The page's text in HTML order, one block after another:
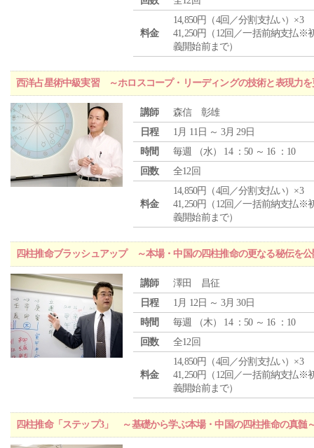
料金
14,850円（4回／分割支払い）×3
41,250円（12回／一括前納支払※
義開始前まで）
西洋占星術中級実習 ～ホロスコープ・リーディングの技術と表現力
講師
森信 彰雄
日程
1月 11日 ～ 3月 29日
時間
毎週 （水） 14 ：50 ～ 16 ：10
回数
全12回
料金
14,850円（4回／分割支払い）×3
41,250円（12回／一括前納支払※
義開始前まで）
四柱推命ブラッシュアップ ～本場・中国の四柱推命の更なる秘伝を
講師
澤田 昌征
日程
1月 12日 ～ 3月 30日
時間
毎週 （木） 14 ：50 ～ 16 ：10
回数
全12回
料金
14,850円（4回／分割支払い）×3
41,250円（12回／一括前納支払※
義開始前まで）
四柱推命「ステップ3」 ～基礎から学ぶ本場・中国の四柱推命の真髄